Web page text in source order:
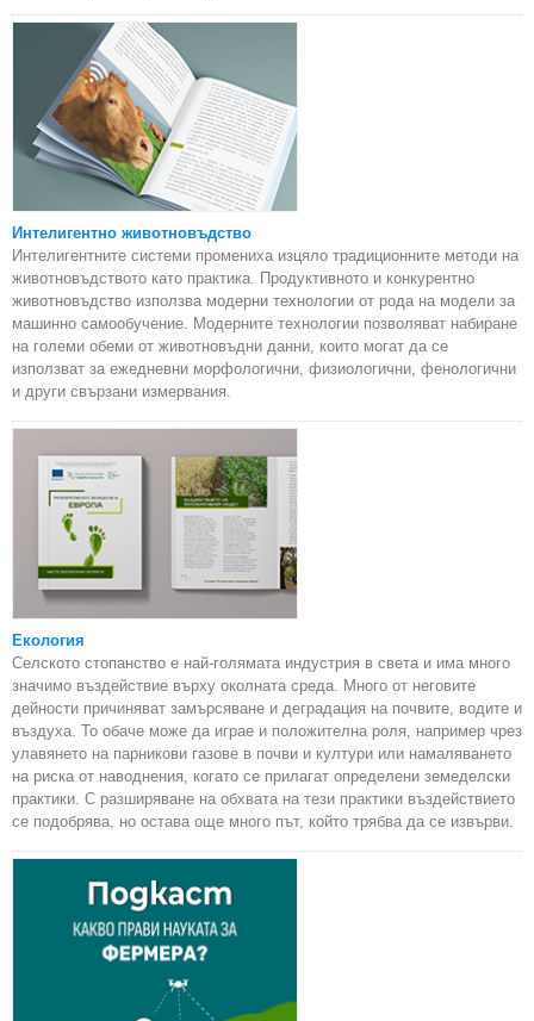
Интелигентно животновъдство
Интелигентните системи промениха изцяло традиционните методи на
животновъдството като практика. Продуктивното и конкурентно
животновъдство използва модерни технологии от рода на модели за
машинно самообучение. Модерните технологии позволяват набиране
на големи обеми от животновъдни данни, които могат да се
използват за ежедневни морфологични, физиологични, фенологични
и други свързани измервания.
Екология
Селското стопанство е най-голямата индустрия в света и има много
значимо въздействие върху околната среда. Много от неговите
дейности причиняват замърсяване и деградация на почвите, водите и
въздуха. То обаче може да играе и положителна роля, например чрез
улавянето на парникови газове в почви и култури или намаляването
на риска от наводнения, когато се прилагат определени земеделски
практики. С разширяване на обхвата на тези практики въздействието
се подобрява, но остава още много път, който трябва да се извърви.